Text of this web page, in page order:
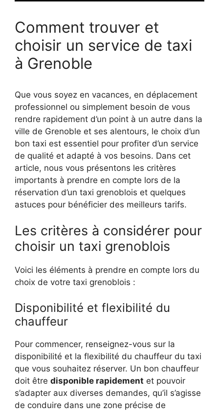
Comment trouver et
choisir un service de taxi
à Grenoble
Que vous soyez en vacances, en déplacement
professionnel ou simplement besoin de vous
rendre rapidement d’un point à un autre dans la
ville de Grenoble et ses alentours, le choix d’un
bon taxi est essentiel pour profiter d’un service
de qualité et adapté à vos besoins. Dans cet
article, nous vous présentons les critères
importants à prendre en compte lors de la
réservation d’un taxi grenoblois et quelques
astuces pour bénéficier des meilleurs tarifs.
Les critères à considérer pour
choisir un taxi grenoblois
Voici les éléments à prendre en compte lors du
choix de votre taxi grenoblois :
Disponibilité et flexibilité du
chauffeur
Pour commencer, renseignez-vous sur la
disponibilité et la flexibilité du chauffeur du taxi
que vous souhaitez réserver. Un bon chauffeur
doit être disponible rapidement et pouvoir
s’adapter aux diverses demandes, qu’il s’agisse
de conduire dans une zone précise de